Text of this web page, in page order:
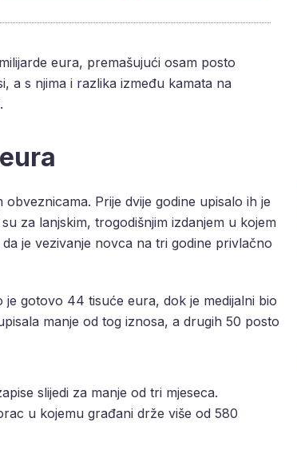
eura, premašujući osam posto
a s njima i razlika između kamata na
Prije dvije godine upisalo ih je
za lanjskim, trogodišnjim izdanjem u kojem
je vezivanje novca na tri godine privlačno
gotovo 44 tisuće eura, dok je medijalni bio
manje od tog iznosa, a drugih 50 posto
slijedi za manje od tri mjeseca.
u kojemu građani drže više od 580